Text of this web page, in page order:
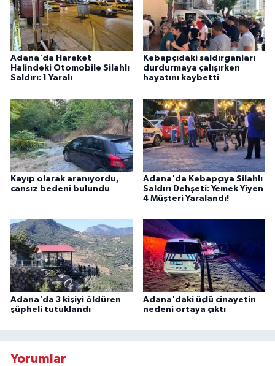
Adana'da Hareket
Halindeki Otomobile Silahlı
Saldırı: 1 Yaralı
Kebapçıdaki saldırganları
durdurmaya çalışırken
hayatını kaybetti
Kayıp olarak aranıyordu,
cansız bedeni bulundu
Adana'da Kebapçıya Silahlı
Saldırı Dehşeti: Yemek Yiyen
4 Müşteri Yaralandı!
Adana'da 3 kişiyi öldüren
şüpheli tutuklandı
Adana'daki üçlü cinayetin
nedeni ortaya çıktı
Yorumlar